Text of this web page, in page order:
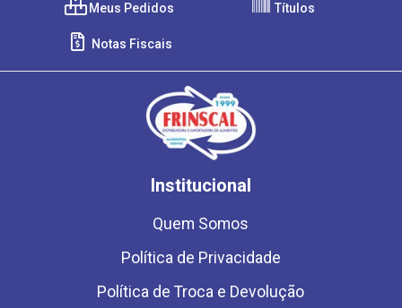
Meus Pedidos Títulos
Notas Fiscais
Institucional
Quem Somos
Política de Privacidade
Política de Troca e Devolução